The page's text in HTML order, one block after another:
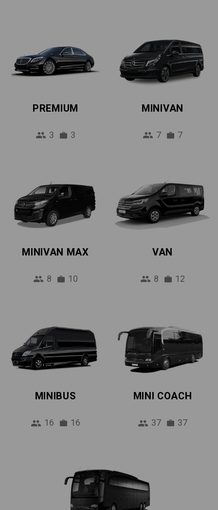
PREMIUM
3 3
MINIVAN
7 7
MINIVAN MAX
8 10
VAN
8 12
MINIBUS
16 16
MINI COACH
37 37